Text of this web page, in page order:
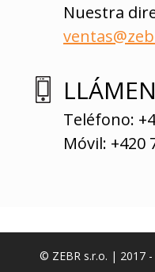
Nuestra
Teléfono:
Móvil: +420
© ZEBR s.r.o. | 2017 -